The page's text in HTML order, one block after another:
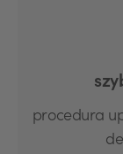
procedura